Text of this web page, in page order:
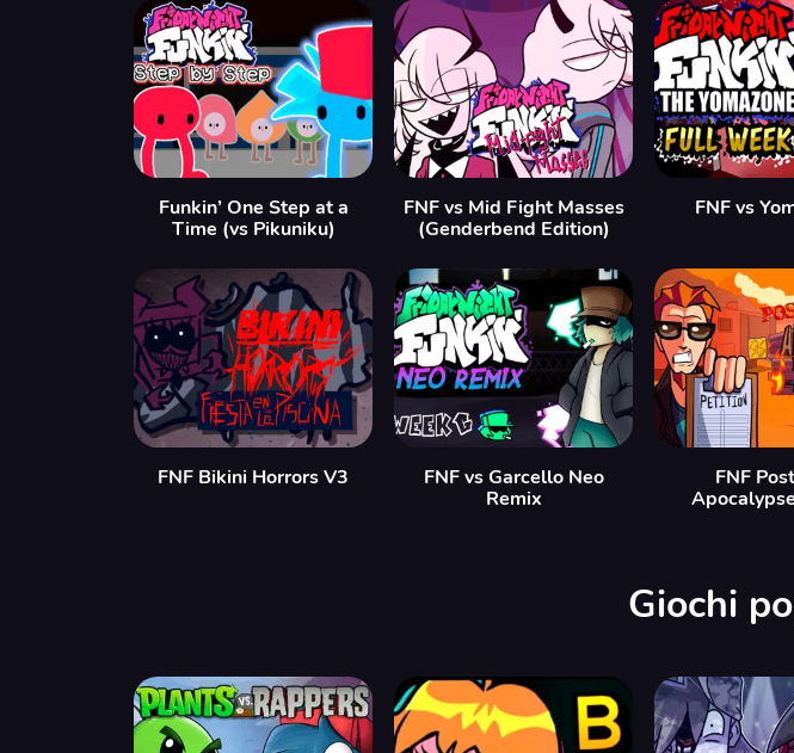
Funkin’ One Step at a
Time (vs Pikuniku)
FNF vs Mid Fight Masses
(Genderbend Edition)
FNF vs
FNF Bikini Horrors V3
FNF vs Garcello Neo
Remix
FNF
Giochi